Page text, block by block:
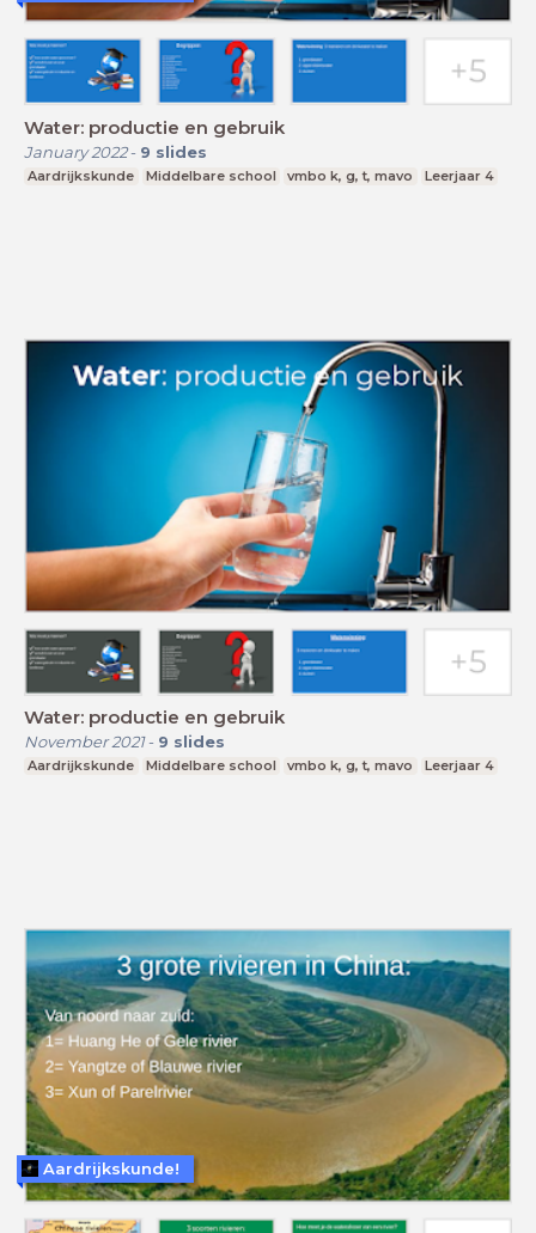
Water: productie en gebruik
January 2022- 9 slides
Aardrijkskunde Middelbare school vmbo k, g, t, mavo Leerjaar 4
Water: productie en gebruik
November 2021- 9 slides
Aardrijkskunde Middelbare school vmbo k, g, t, mavo Leerjaar 4
Aardrijkskunde!